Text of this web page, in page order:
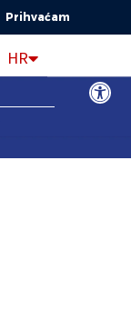
Open
Prihvaćam
HR
EN
ES